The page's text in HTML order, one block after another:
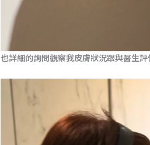
也詳細的詢問觀察我皮膚狀況跟與醫生評